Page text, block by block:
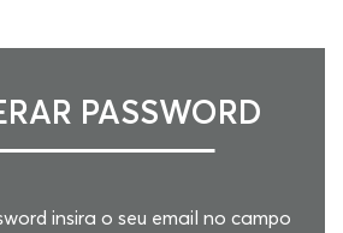
PASSWORD
insira o seu email no campo